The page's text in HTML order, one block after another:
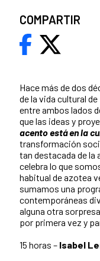
Hace más de dos
de la vida cultural
entre ambos lados
que las ideas y
acento está en la
transformación
tan destacada de la
celebra lo que
habitual de azotea
sumamos una
contemporáneas
alguna otra
por primera vez y
15 horas – Isabel
COMPARTIR